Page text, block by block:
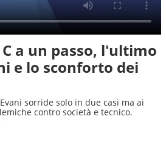
a un passo, l'ultimo
e lo sconforto dei
sorride solo in due casi ma ai
contro società e tecnico.